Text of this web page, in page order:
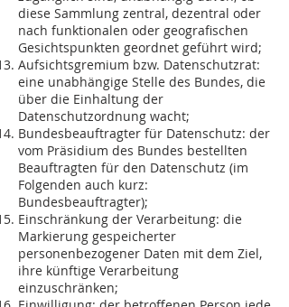
diese Sammlung zentral, dezentral oder
nach funktionalen oder geografischen
Gesichtspunkten geordnet geführt wird;
Aufsichtsgremium bzw. Datenschutzrat:
eine unabhängige Stelle des Bundes, die
über die Einhaltung der
Datenschutzordnung wacht;
Bundesbeauftragter für Datenschutz: der
vom Präsidium des Bundes bestellten
Beauftragten für den Datenschutz (im
Folgenden auch kurz:
Bundesbeauftragter);
Einschränkung der Verarbeitung: die
Markierung gespeicherter
personenbezogener Daten mit dem Ziel,
ihre künftige Verarbeitung
einzuschränken;